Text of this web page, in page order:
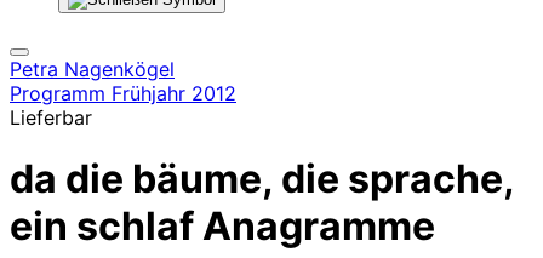
Petra Nagenkögel
Programm Frühjahr 2012
Lieferbar
da die bäume, die sprache,
ein schlaf Anagramme